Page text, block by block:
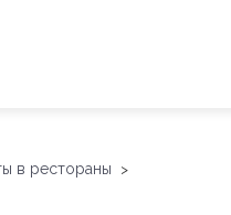
в рестораны >